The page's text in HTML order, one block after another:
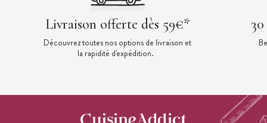
Livraison offerte dès 59€*
Découvrez toutes nos options de livraison et
la rapidité d'expédition.